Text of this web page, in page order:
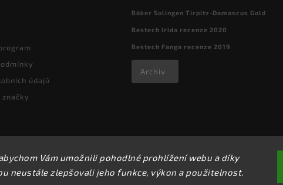
Vám umožnili pohodlné prohlížení webu a díky
neustále zlepšovali jeho funkce, výkon a použitelnost.
údajů
značky
Böker Solingen Tirpitz-Damascus Gold
Bestech Irida recenze 2020
Bestech Fanga recenze 2019
Archiv
Copyright 2026kapesni-noze.cz . Všechna práva vyhrazena.
Upravit nastavení cookies